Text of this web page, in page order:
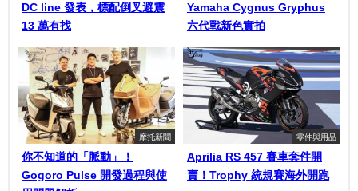
DC line 發表，標配倒叉避震
13 萬有找
Yamaha Cygnus Gryphus
六代戰新色實拍
摩托新聞
你不知道的「脈動」！
Gogoro Pulse 開發過程與使
零件與用品
Aprilia RS 457 賽車套件開
賣！Trophy 統規賽海外開跑